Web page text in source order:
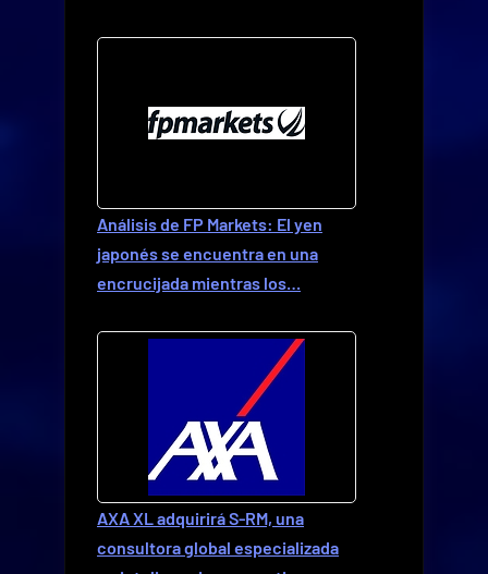
Análisis de FP Markets: El yen
japonés se encuentra en una
encrucijada mientras los…
AXA XL adquirirá S-RM, una
consultora global especializada